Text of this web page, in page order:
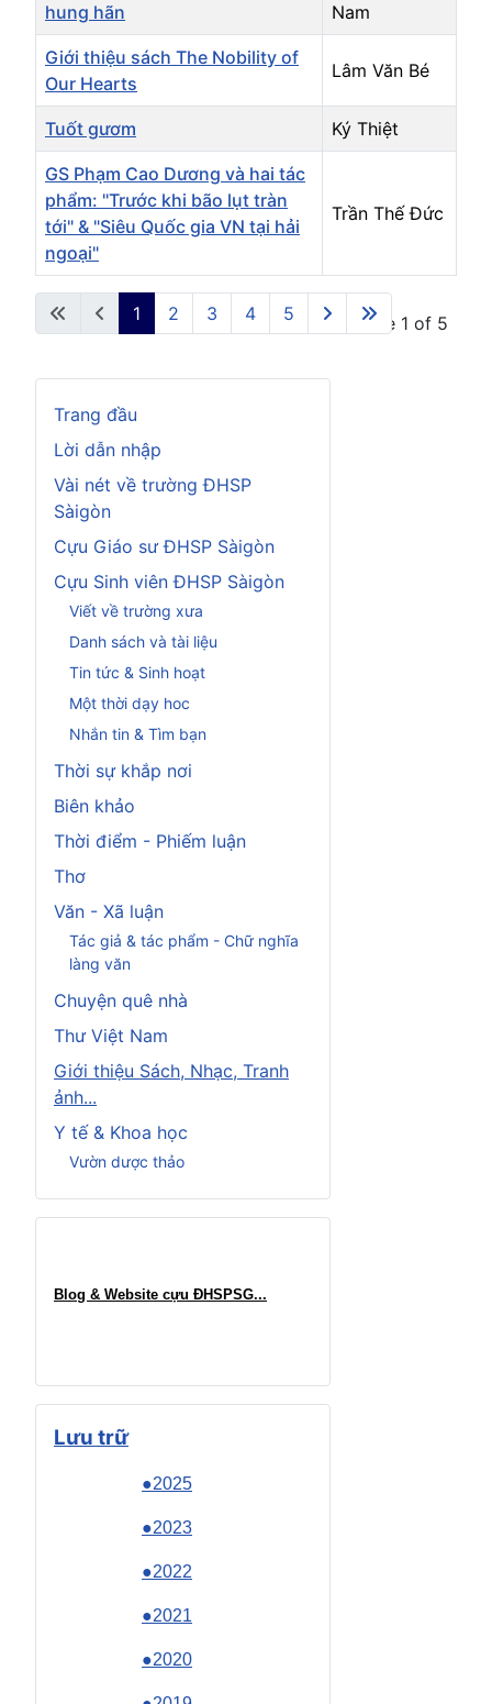
Trang đầu
Lời dẫn nhập
Vài nét về trường ĐHSP
Sàigòn
Cựu Giáo sư ĐHSP Sàigòn
Cựu Sinh viên ĐHSP Sàigòn
Viết về trường xưa
Danh sách và tài liệu
Tin tức & Sinh hoạt
Một thời dạy hoc
Nhắn tin & Tìm bạn
Thời sự khắp nơi
Biên khảo
Thời điểm - Phiếm luận
Thơ
Văn - Xã luận
Tác giả & tác phẩm - Chữ nghĩa
làng văn
Chuyện quê nhà
Thư Việt Nam
Giới thiệu Sách, Nhạc, Tranh
ảnh...
Y tế & Khoa học
Vườn dược thảo
Blog & Website cựu ĐHSPSG...
Lưu trữ
●2025
●2023
●2022
●2021
●2020
Articles
hung hãn
Nam
Giới thiệu sách The Nobility of
Our Hearts
Lâm Văn Bé
Tuốt gươm Ký Thiệt
GS Phạm Cao Dương và hai tác
phẩm: "Trước khi bão lụt tràn
tới" & "Siêu Quốc gia VN tại hải
ngoại"
Trần Thế Đức
Page 1 of 5
1 2 3 4 5